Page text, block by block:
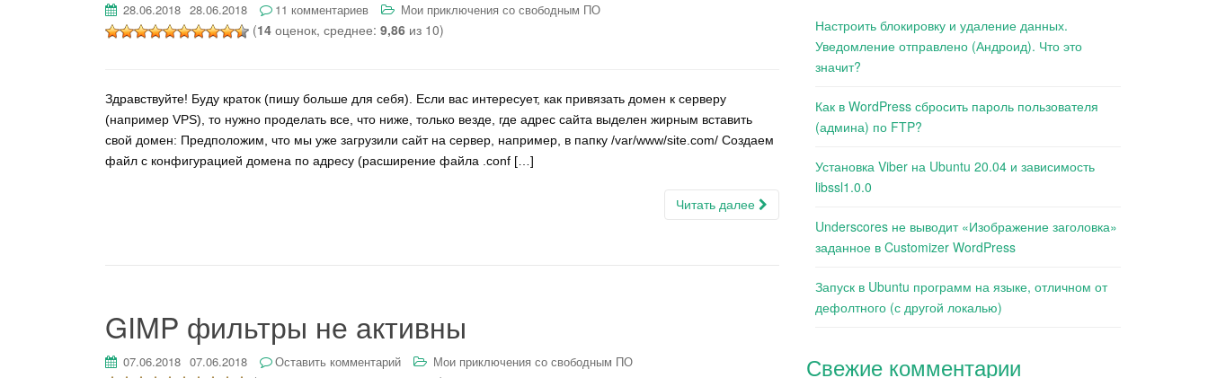
28.06.2018 28.06.2018 11 комментариев Мои приключения со свободным ПО
(14 оценок, среднее: 9,86 из 10)
Здравствуйте! Буду краток (пишу больше для себя). Если вас интересует, как привязать домен к серверу
(например VPS), то нужно проделать все, что ниже, только везде, где адрес сайта выделен жирным вставить
свой домен: Предположим, что мы уже загрузили сайт на сервер, например, в папку /var/www/site.com/ Создаем
файл с конфигурацией домена по адресу (расширение файла .conf […]
Читать далее
GIMP фильтры не активны
07.06.2018 07.06.2018 Оставить комментарий Мои приключения со свободным ПО
Настроить блокировку и удаление данных.
Уведомление отправлено (Андроид). Что это
значит?
Как в WordPress сбросить пароль пользователя
(админа) по FTP?
Установка Viber на Ubuntu 20.04 и зависимость
libssl1.0.0
Underscores не выводит «Изображение заголовка»
заданное в Customizer WordPress
Запуск в Ubuntu программ на языке, отличном от
дефолтного (с другой локалью)
Свежие комментарии